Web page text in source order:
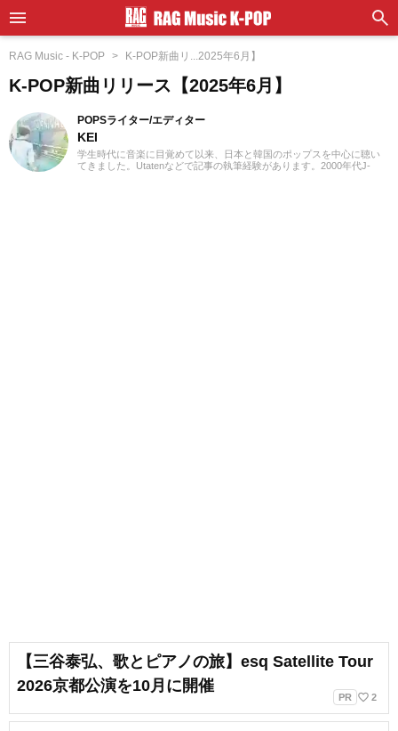
RAG Music - K-POP K-POP新曲リ...2025年6月】
K-POP新曲リリース【2025年6月】
POPSライター/エディター
KEI
学生時代に音楽に目覚めて以来、日本と韓国のポップスを中心に聴い
てきました。Utatenなどで記事の執筆経験があります。2000年代J-
【三谷泰弘、歌とピアノの旅】esq Satellite Tour
2026京都公演を10月に開催
PR favorite_border 2